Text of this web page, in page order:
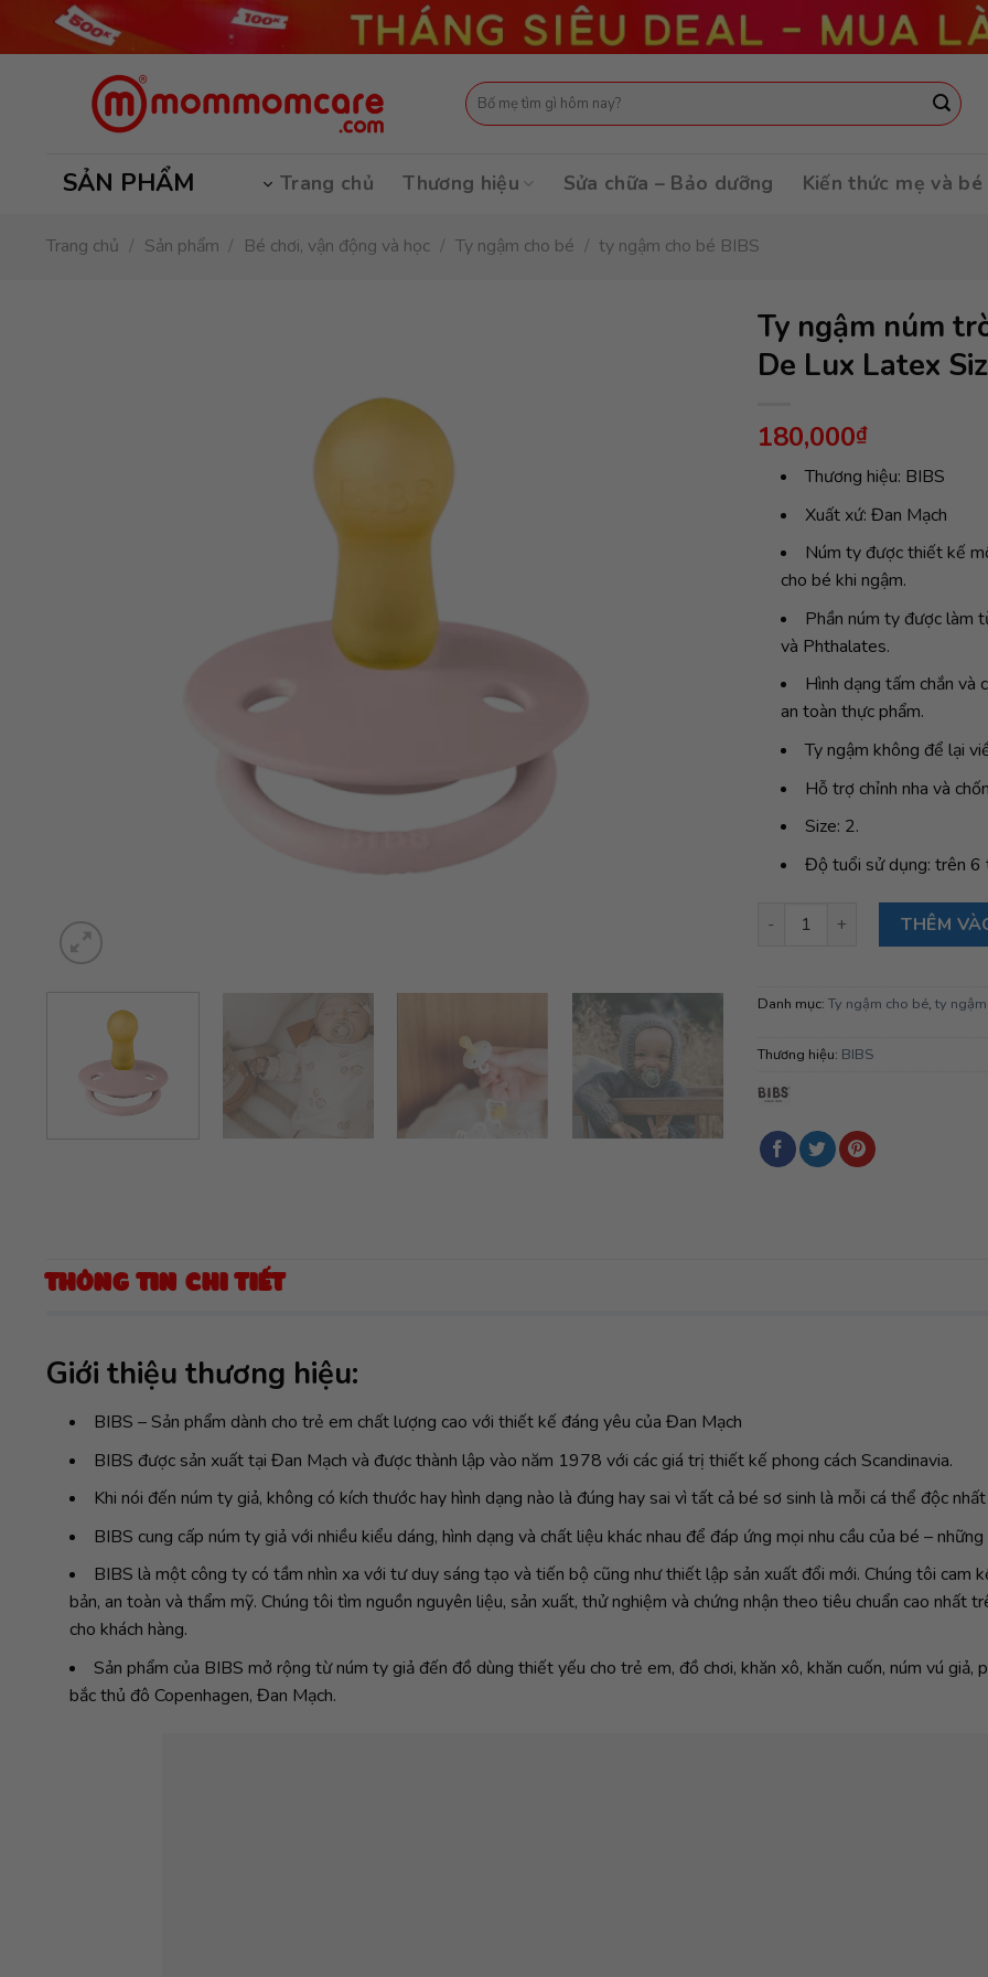
Tìm
kiếm:
SẢN PHẨM Trang chủ Thương hiệu Sửa chữa – Bảo dưỡng Kiến thức mẹ và bé
Trang chủ / Sản phẩm / Bé chơi, vận động và học / Ty ngậm cho bé / ty ngậm cho bé BIBS
Ty ngậm núm
De Lux Latex
180,000₫
Thương hiệu: BIBS
Xuất xứ: Đan Mạch
Núm ty được thiết kế
cho bé khi ngậm.
Phần núm ty được làm
và Phthalates.
Hình dạng tấm chắn và
an toàn thực phẩm.
Ty ngậm không để lại
Hỗ trợ chỉnh nha và
Size: 2.
Độ tuổi sử dụng: trên 6
Ty ngậm núm tròn cao su tự
THÊM
Danh mục: Ty ngậm cho bé, ty
Thương hiệu: BIBS
THÔNG TIN CHI TIẾT
Giới thiệu thương hiệu:
BIBS – Sản phẩm dành cho trẻ em chất lượng cao với thiết kế đáng yêu của Đan Mạch
BIBS được sản xuất tại Đan Mạch và được thành lập vào năm 1978 với các giá trị thiết kế phong cách Scandinavia.
Khi nói đến núm ty giả, không có kích thước hay hình dạng nào là đúng hay sai vì tất cả bé sơ sinh là mỗi cá thể độc
BIBS cung cấp núm ty giả với nhiều kiểu dáng, hình dạng và chất liệu khác nhau để đáp ứng mọi nhu cầu của bé –
BIBS là một công ty có tầm nhìn xa với tư duy sáng tạo và tiến bộ cũng như thiết lập sản xuất đổi mới. Chúng tôi cam
bản, an toàn và thẩm mỹ. Chúng tôi tìm nguồn nguyên liệu, sản xuất, thử nghiệm và chứng nhận theo tiêu chuẩn cao
cho khách hàng.
Sản phẩm của BIBS mở rộng từ núm ty giả đến đồ dùng thiết yếu cho trẻ em, đồ chơi, khăn xô, khăn cuốn, núm vú
bắc thủ đô Copenhagen, Đan Mạch.